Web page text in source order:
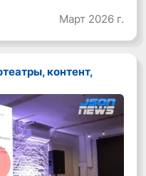
Март 2026 г.